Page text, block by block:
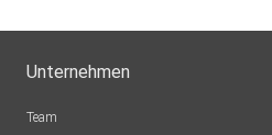
Unternehmen
Team